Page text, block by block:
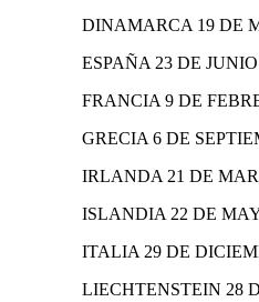
DINAMARCA 19 DE
ESPAÑA 23 DE
FRANCIA 9 DE
GRECIA 6 DE
IRLANDA 21 DE
ISLANDIA 22 DE
ITALIA 29 DE
LIECHTENSTEIN 28